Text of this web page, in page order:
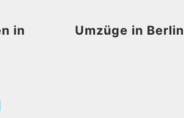
in
Umzüge in Berlin